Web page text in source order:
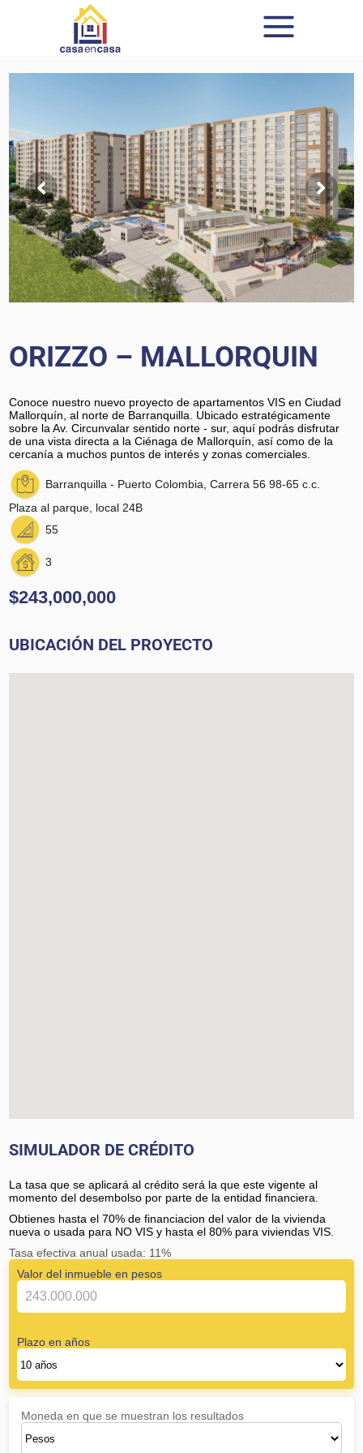
ORIZZO – MALLORQUIN
Conoce nuestro nuevo proyecto de apartamentos VIS en Ciudad
Mallorquín, al norte de Barranquilla. Ubicado estratégicamente
sobre la Av. Circunvalar sentido norte - sur, aquí podrás disfrutar
de una vista directa a la Ciénaga de Mallorquín, así como de la
cercanía a muchos puntos de interés y zonas comerciales.
Barranquilla - Puerto Colombia, Carrera 56 98-65 c.c.
Plaza al parque, local 24B
55
3
$243,000,000
UBICACIÓN DEL PROYECTO
SIMULADOR DE CRÉDITO
La tasa que se aplicará al crédito será la que este vigente al
momento del desembolso por parte de la entidad financiera.
Obtienes hasta el 70% de financiacion del valor de la vivienda
nueva o usada para NO VIS y hasta el 80% para viviendas VIS.
Tasa efectiva anual usada: 11%
Valor del inmueble en pesos
Plazo en años
Moneda en que se muestran los resultados